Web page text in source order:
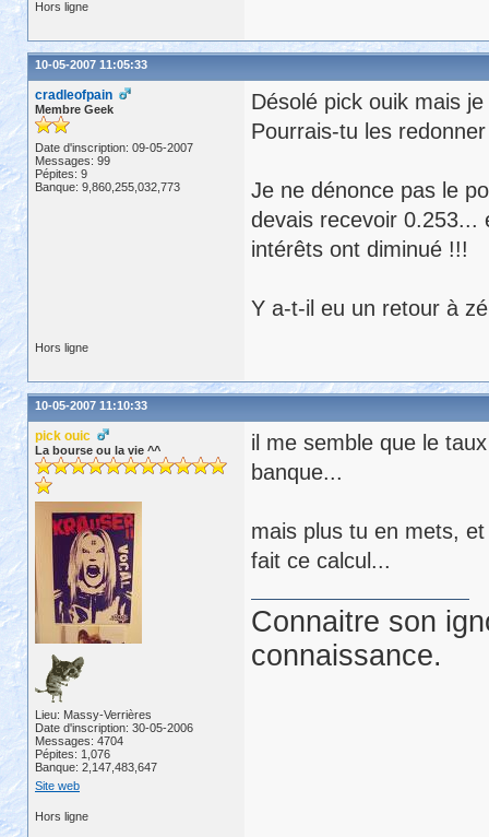
Hors ligne
10-05-2007 11:05:33
cradleofpain
Membre Geek
Date d'inscription: 09-05-2007
Messages: 99
Pépites: 9
Banque: 9,860,255,032,773
Désolé pick ouik mais
Pourrais-tu les
Je ne dénonce pas le
devais recevoir 0.253...
intérêts ont diminué !!!
Y a-t-il eu un retour à
Hors ligne
10-05-2007 11:10:33
pick ouic
La bourse ou la vie ^^
Lieu: Massy-Verrières
Date d'inscription: 30-05-2006
Messages: 4704
Pépites: 1,076
Banque: 2,147,483,647
Site web
il me semble que le
banque...
mais plus tu en mets,
fait ce calcul...
Connaitre son
connaissance.
Hors ligne